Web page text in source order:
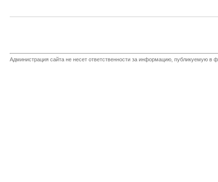
Администрация сайта не несет ответственности за информацию, публикуемую